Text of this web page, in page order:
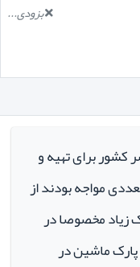
بزودی...
کشور برای تهیه و
مواجه بودند از
زیاد مخصوصا در
ماشین در